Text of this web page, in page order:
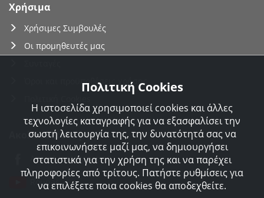
Χρήσιμα
Χρήσιμες Συμβουλές
Οι προμηθευτές μας
Όροι και προϋποθέσεις χρήσης
Ακολουθείστε μας
Agorakreatonroupas
Roupas
Πολιτική Cookies
Η ιστοσελίδα χρησιμοποιεί cookies και άλλες
τεχνολογίες καταγραφής για να εξασφαλίσει την
σωστή λειτουργία της, την δυνατότητά σας να
επικοινωνήσετε μαζί μας, να δημιουργήσει
στατιστικά για την χρήση της και να παρέχει
πληροφορίες από τρίτους. Πατήστε ρυθμίσεις για
να επιλέξετε ποια cookies θα αποδεχθείτε.